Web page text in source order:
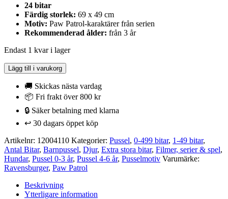
24 bitar
Färdig storlek: 69 x 49 cm
Motiv: Paw Patrol-karaktärer från serien
Rekommenderad ålder: från 3 år
Endast 1 kvar i lager
Ravensburger
Golvpussel
Paw
bitar
Lägg till i varukorg
🚚 Skickas nästa vardag
📦 Fri frakt över 800 kr
🔒 Säker betalning med klarna
↩️ 30 dagars öppet köp
Artikelnr: 12004110 Kategorier: Pussel, 0-499 bitar, 1-49 bitar,
Antal Bitar, Barnpussel, Djur, Extra stora bitar, Filmer, serier & spel,
Hundar, Pussel 0-3 år, Pussel 4-6 år, Pusselmotiv Varumärke:
Ravensburger, Paw Patrol
Beskrivning
Ytterligare information